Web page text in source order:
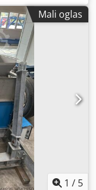
hidraulika,
De Akkof Polovni
gusenice model
se prodaje kao
JPN Industrijski
Singapur
Mali oglas
1 / 5